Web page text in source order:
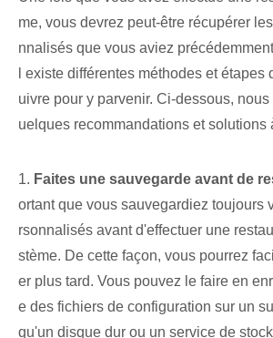
me, vous devrez peut-être récupérer
nnalisés que vous aviez
l existe différentes méthodes et étapes
uivre pour y parvenir. Ci-dessous,
uelques recommandations et solutions
1. Faites une sauvegarde avant de
ortant que vous sauvegardiez toujours
rsonnalisés avant d'effectuer une
stème. De cette façon, vous pourrez
er plus tard. Vous pouvez le faire en
e des fichiers de configuration sur un
qu'un disque dur ou un service de